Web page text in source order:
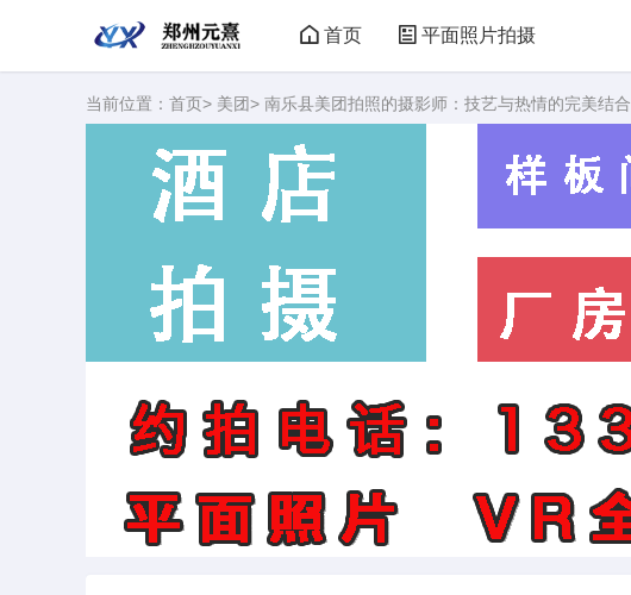
首页 平面照片拍摄
当前位置： 首页> 美团> 南乐县美团拍照的摄影师：技艺与热情的完美结合